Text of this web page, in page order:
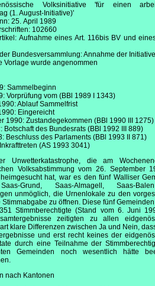
Volksinitiative 'für einen
(1. August-Initiative)'
25. April 1989
102660
Aufnahme eines Art. 116bis BV und
Bundesversammlung: Annahme der Initiative
Vorlage wurde angenommen
: Sammelbeginn
: Vorprüfung vom (BBl 1989 I 1343)
: Ablauf Sammelfrist
: Eingereicht
1990: Zustandegekommen (BBl 1990 III 1275)
: Botschaft des Bundesrats (BBl 1992 III 889)
: Beschluss des Parlaments (BBl 1993 II 871)
(AS 1993 3041)
Unwetterkatastrophe, die am
Volksabstimmung vom 26. September
hat, war es den fünf Walliser
Grund, Saas-Almagell, Saas-
unmöglich, die Urnenlokale zu den
Stimmabgabe zu öffnen. Diese fünf
Stimmberechtigte (Stand vom 6. Juni
zeitigten zu allen
klare Differenzen zwischen Ja und Nein,
und erst recht keines der
durch eine Teilnahme der
Gemeinden noch wesentlich hätte
nach Kantonen